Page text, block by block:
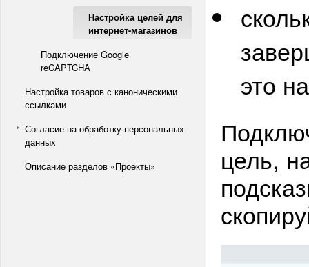
Настройка целей для
интернет-магазинов
Подключение Google
reCAPTCHA
Настройка товаров с каноническими
ссылками
Согласие на обработку персональных
данных
Описание разделов «Проекты»
это
цель,